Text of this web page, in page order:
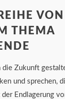
THEMA
die Zukunft
und sprechen,
Endlagerung